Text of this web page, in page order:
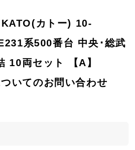
カトー) 10-
系500番台 中央･総武
10両セット 【A】
いてのお問い合わせ